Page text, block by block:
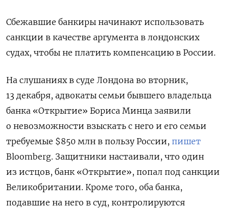
Сбежавшие банкиры начинают использовать
санкции в качестве аргумента в лондонских
судах, чтобы не платить компенсацию в России.
На слушаниях в суде Лондона во вторник,
13 декабря, адвокаты семьи бывшего владельца
банка «Открытие» Бориса Минца заявили
о невозможности взыскать с него и его семьи
требуемые $850 млн в пользу России, пишет
Bloomberg. Защитники настаивали, что один
из истцов, банк «Открытие», попал под санкции
Великобритании. Кроме того, оба банка,
подавшие на него в суд, контролируются